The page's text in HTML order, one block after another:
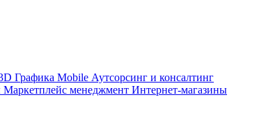
Графика Mobile Аутсорсинг и консалтинг
Маркетплейс менеджмент Интернет-магазины